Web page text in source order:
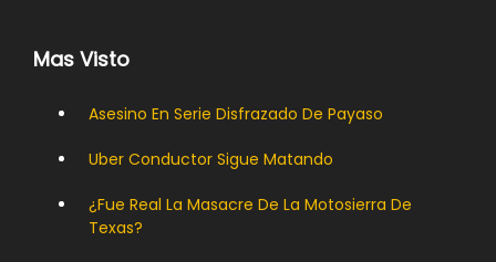
Mas Visto
Asesino En Serie Disfrazado De Payaso
Uber Conductor Sigue Matando
¿Fue Real La Masacre De La Motosierra De
Texas?